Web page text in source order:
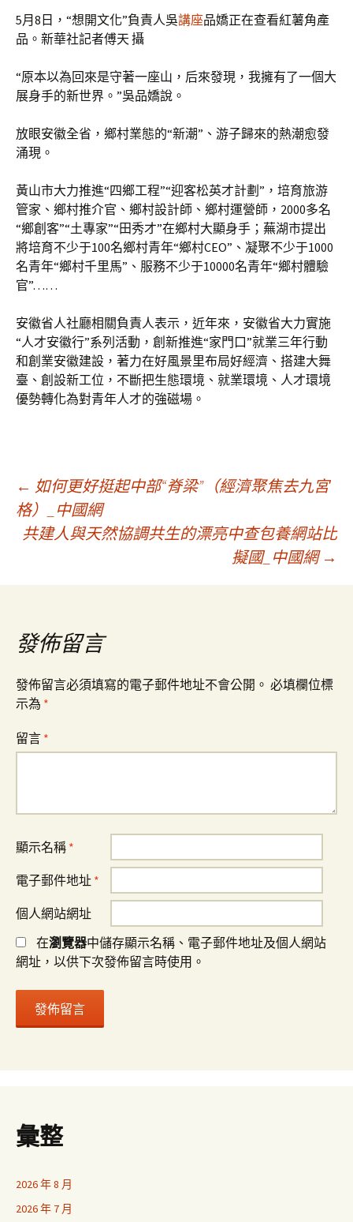
5月8日，“想開文化”負責人吳講座品嬌正在查看紅薯角產
品。新華社記者傅天 攝
“原本以為回來是守著一座山，后來發現，我擁有了一個大
展身手的新世界。”吳品嬌說。
放眼安徽全省，鄉村業態的“新潮”、游子歸來的熱潮愈發
涌現。
黃山市大力推進“四鄉工程”“迎客松英才計劃”，培育旅游
管家、鄉村推介官、鄉村設計師、鄉村運營師，2000多名
“鄉創客”“土專家”“田秀才”在鄉村大顯身手；蕪湖市提出
將培育不少于100名鄉村青年“鄉村CEO”、凝聚不少于1000
名青年“鄉村千里馬”、服務不少于10000名青年“鄉村體驗
官”……
安徽省人社廳相關負責人表示，近年來，安徽省大力實施
“人才安徽行”系列活動，創新推進“家門口”就業三年行動
和創業安徽建設，著力在好風景里布局好經濟、搭建大舞
臺、創設新工位，不斷把生態環境、就業環境、人才環境
優勢轉化為對青年人才的強磁場。
文
章
導
覽
← 如何更好挺起中部“脊梁”（經濟聚焦去九宮
格）_中國網
共建人與天然協調共生的漂亮中查包養網站比
擬國_中國網 →
發佈留言
發佈留言必須填寫的電子郵件地址不會公開。 必填欄位標
示為 *
留言 *
顯示名稱 *
電子郵件地址 *
個人網站網址
在瀏覽器中儲存顯示名稱、電子郵件地址及個人網站
網址，以供下次發佈留言時使用。
彙整
2026 年 8 月
2026 年 7 月